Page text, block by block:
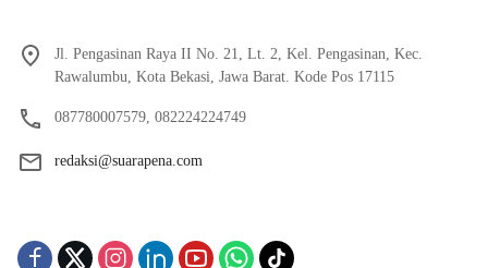
Jl. Pengasinan Raya II No. 21, Lt. 2, Kel. Pengasinan, Kec.
Rawalumbu, Kota Bekasi, Jawa Barat. Kode Pos 17115
087780007579, 082224224749
redaksi@suarapena.com